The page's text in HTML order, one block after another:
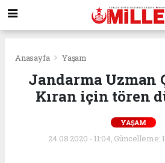
Anasayfa Yaşam
Jandarma Uzman
Kıran için tören
YAŞAM
24.08.2020 - 11:04, Güncelleme: